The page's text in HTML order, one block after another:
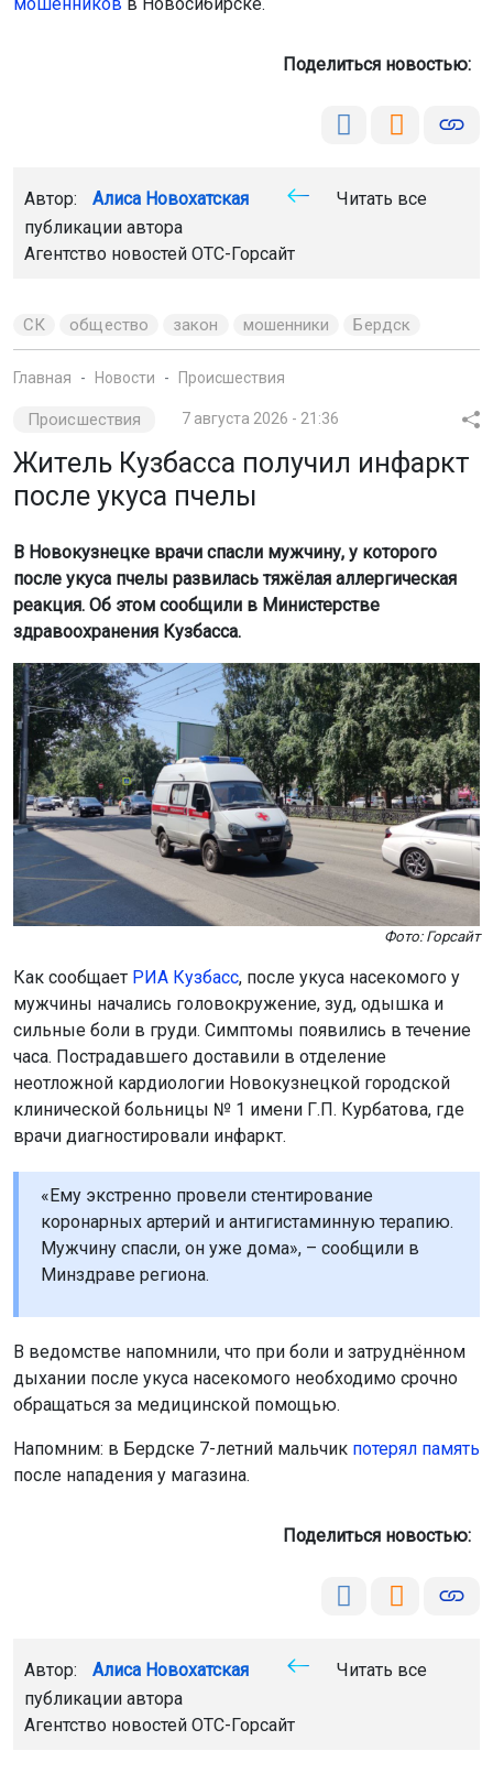
Поделиться новостью:
Автор: Алиса Новохатская
Читать все
публикации автора
Агентство новостей ОТС-Горсайт
СК общество закон мошенники Бердск
Главная Новости Происшествия
Происшествия 7 августа 2026 - 21:36
Житель Кузбасса получил инфаркт
после укуса пчелы
В Новокузнецке врачи спасли мужчину, у которого
после укуса пчелы развилась тяжёлая аллергическая
реакция. Об этом сообщили в Министерстве
здравоохранения Кузбасса.
Фото: Горсайт
Как сообщает РИА Кузбасс, после укуса насекомого у
мужчины начались головокружение, зуд, одышка и
сильные боли в груди. Симптомы появились в течение
часа. Пострадавшего доставили в отделение
неотложной кардиологии Новокузнецкой городской
клинической больницы № 1 имени Г.П. Курбатова, где
врачи диагностировали инфаркт.
«Ему экстренно провели стентирование
коронарных артерий и антигистаминную терапию.
Мужчину спасли, он уже дома», – сообщили в
Минздраве региона.
В ведомстве напомнили, что при боли и затруднённом
дыхании после укуса насекомого необходимо срочно
обращаться за медицинской помощью.
Напомним: в Бердске 7-летний мальчик потерял память
после нападения у магазина.
Поделиться новостью:
Автор: Алиса Новохатская
Читать все
публикации автора
Агентство новостей ОТС-Горсайт